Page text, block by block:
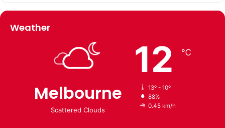
Weather
Melbourne
Scattered Clouds
12 ℃
13º - 10º
88%
0.45 km/h